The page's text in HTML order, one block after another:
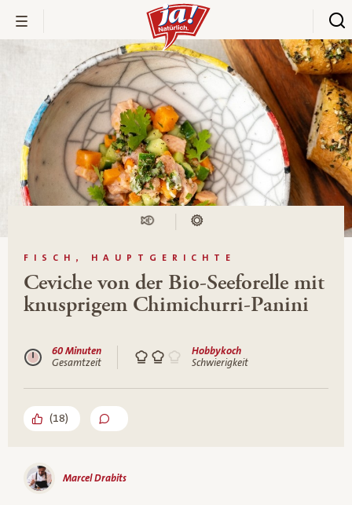
FISCH, HAUPTGERICHTE
Ceviche von der Bio-Seeforelle mit
knusprigem Chimichurri-Panini
60 Minuten
Gesamtzeit
Hobbykoch
Schwierigkeit
(18)
Marcel Drabits